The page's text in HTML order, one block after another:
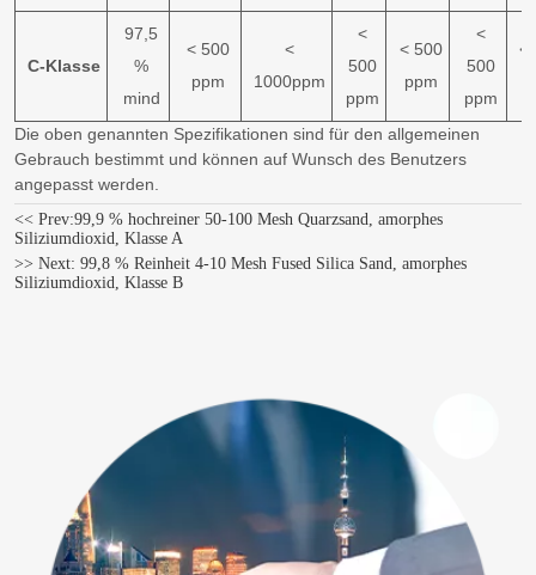
C-Klasse
97,5
%
mind
< 500
ppm
<
1000ppm
<
500
ppm
< 500
ppm
<
500
ppm
<
Die oben genannten Spezifikationen sind für den allgemeinen
Gebrauch bestimmt und können auf Wunsch des Benutzers
angepasst werden.
<< Prev:99,9 % hochreiner 50-100 Mesh Quarzsand, amorphes
Siliziumdioxid, Klasse A
>> Next:99,8 % Reinheit 4-10 Mesh Fused Silica Sand, amorphes
Siliziumdioxid, Klasse B